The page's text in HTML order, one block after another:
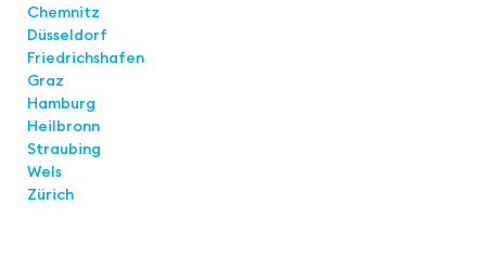
Chemnitz
Düsseldorf
Friedrichshafen
Graz
Hamburg
Heilbronn
Straubing
Wels
Zürich